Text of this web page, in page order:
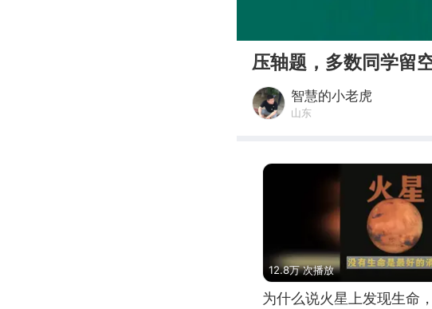
压轴题，多数同学留
智慧的小老虎
山东
12.8万 次播放
为什么说火星上发现生命